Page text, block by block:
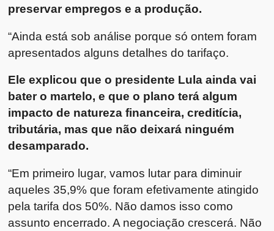
preservar empregos e a produção.
“Ainda está sob análise porque só ontem foram
apresentados alguns detalhes do tarifaço.
Ele explicou que o presidente Lula ainda vai
bater o martelo, e que o plano terá algum
impacto de natureza financeira, creditícia,
tributária, mas que não deixará ninguém
desamparado.
“Em primeiro lugar, vamos lutar para diminuir
aqueles 35,9% que foram efetivamente atingido
pela tarifa dos 50%. Não damos isso como
assunto encerrado. A negociação crescerá. Não